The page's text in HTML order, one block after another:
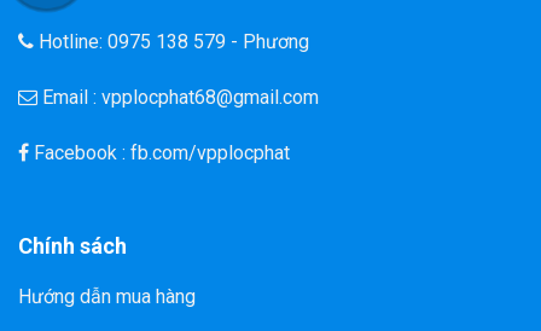
Hotline: 0975 138 579 - Phương
Email : vpplocphat68@gmail.com
Facebook : fb.com/vpplocphat
Chính sách
Hướng dẫn mua hàng